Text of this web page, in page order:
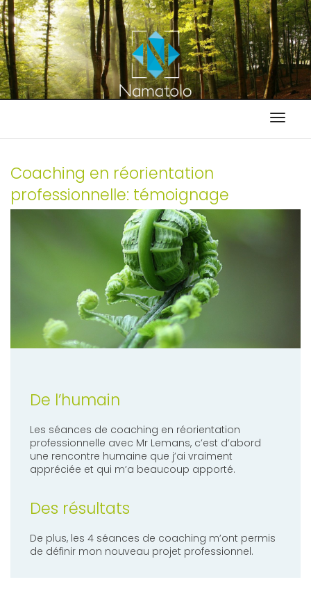
Toggle
Coaching en réorientation
professionnelle: témoignage
De l’humain
Les séances de coaching en réorientation
professionnelle avec Mr Lemans, c’est d’abord
une rencontre humaine que j’ai vraiment
appréciée et qui m’a beaucoup apporté.
Des résultats
De plus, les 4 séances de coaching m’ont permis
de définir mon nouveau projet professionnel.